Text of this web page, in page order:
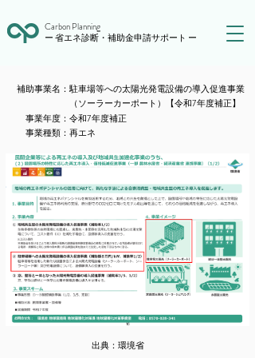
Carbon Planning
ー 省エネ診断・補助金申請サポート ー
​補助事業名：駐車場等への太陽光発電設備の導入促進事業
（ソーラーカーポート）【令和7年度補正】
​事業年度： 令和7年度補正
​事業種類： 再エネ
出典： 環境省